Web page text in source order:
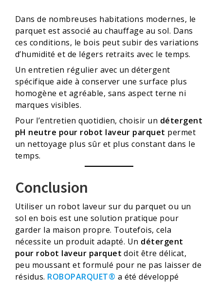
Dans de nombreuses habitations modernes, le
parquet est associé au chauffage au sol. Dans
ces conditions, le bois peut subir des variations
d’humidité et de légers retraits avec le temps.
Un entretien régulier avec un détergent
spécifique aide à conserver une surface plus
homogène et agréable, sans aspect terne ni
marques visibles.
Pour l’entretien quotidien, choisir un détergent
pH neutre pour robot laveur parquet permet
un nettoyage plus sûr et plus constant dans le
temps.
Conclusion
Utiliser un robot laveur sur du parquet ou un
sol en bois est une solution pratique pour
garder la maison propre. Toutefois, cela
nécessite un produit adapté. Un détergent
pour robot laveur parquet doit être délicat,
peu moussant et formulé pour ne pas laisser de
résidus. ROBOPARQUET® a été développé